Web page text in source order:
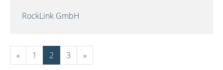
RockLink GmbH
« 1 2 3 »